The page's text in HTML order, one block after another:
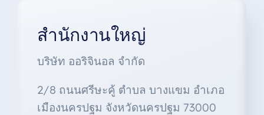
สำนักงานใหญ่
บริษัท ออริจินอล จำกัด
2/8 ถนนศรีษะคู้ ตำบล บางแขม อำเภอ
เมืองนครปฐม จังหวัดนครปฐม 73000